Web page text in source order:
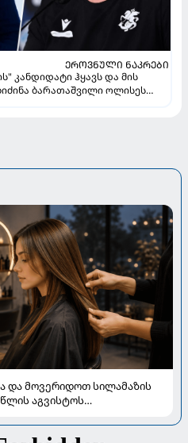
ᲔᲠᲝᲕᲜᲣᲚᲘ ᲜᲐᲙᲠᲔᲑᲘ
კანდიდატი ჰყავს და მის
ბარათაშვილი ოლისეს
და მოვერიდოთ სილამაზის
აგვისტოს